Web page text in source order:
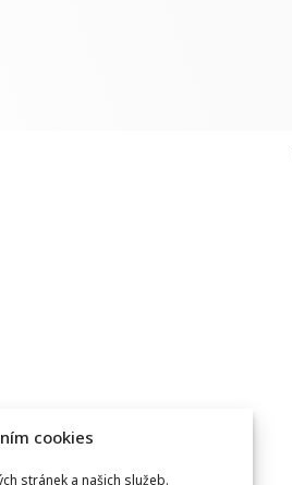
cookies
stránek a našich služeb.